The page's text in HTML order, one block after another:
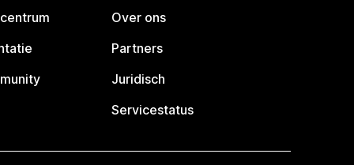
Over ons
Partners
Juridisch
Servicestatus